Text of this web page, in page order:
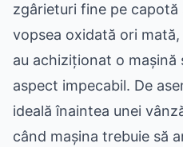
zgârieturi fine pe
vopsea oxidată ori
au achiziționat o
aspect impecabil. De
ideală înaintea unei
când mașina trebuie să